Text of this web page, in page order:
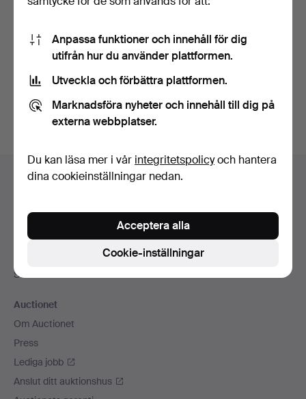
Bevaka sökning
Du kan också söka i vårt arkiv med avslutade auktioner
Sidfotsnavigation
Hjälp och kontakt
Alla auktionshus
Betalningsalternativ
Sociala medier
Auctionet
Om Auctionet
Press
Lediga jobb
Anslut ditt auktionshus
Anpassa funktioner och innehåll för dig
utifrån hur du använder plattformen.
Utveckla och förbättra plattformen.
Marknadsföra nyheter och innehåll till dig på
externa webbplatser.
Du kan läsa mer i vår integritetspolicyoch hantera
dina cookieinställningar nedan.
Cookie-inställningar
Acceptera alla